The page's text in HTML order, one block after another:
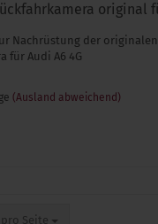
original
Nachrüstung der
für Audi A6 4G
(Ausland abweichend)
pro Seite
Seite